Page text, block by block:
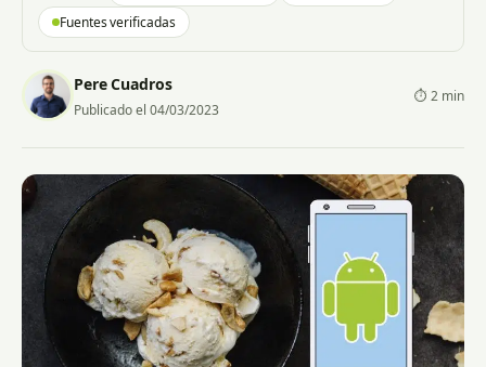
Fuentes verificadas
Pere Cuadros
Publicado el 04/03/2023
⏱ 2 min